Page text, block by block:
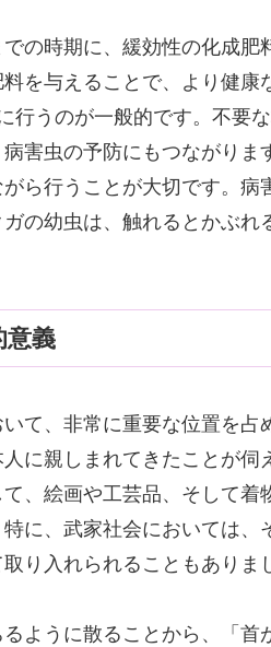
の時期に、緩効性の化成
を与えることで、より健康
行うのが一般的です。不要
害虫の予防にもつながりま
ら行うことが大切です。病
の幼虫は、触れるとかぶれ
意義
て、非常に重要な位置を占
に親しまれてきたことが
、絵画や工芸品、そして着
に、武家社会においては、
り入れられることもありま
ように散ることから、「首